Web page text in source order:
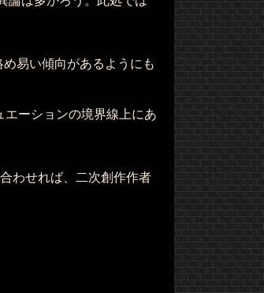
易い傾向があるようにも
ーションの境界線上にあ
わせれば、二次創作作者